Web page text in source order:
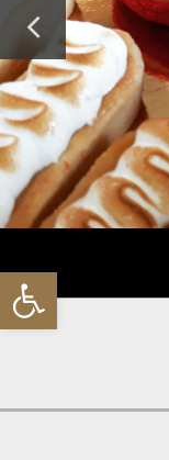
פתח